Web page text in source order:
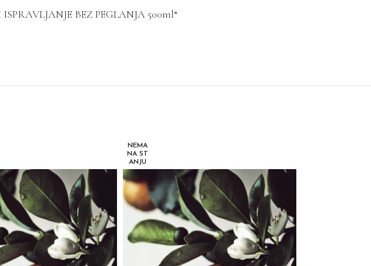
BEZ PEGLANJA 500ml“
NEMA
NA ST
ANJU